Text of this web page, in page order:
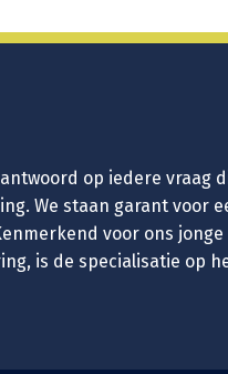
op iedere vraag
We staan garant voor
voor ons jonge
is de specialisatie op